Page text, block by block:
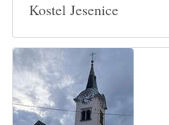
Kostel Jesenice